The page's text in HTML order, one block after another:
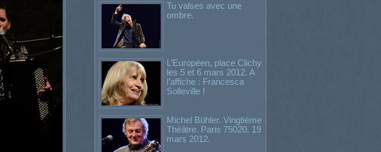
Tu valses avec une
ombre.
L’Européen, place Clichy
les 5 et 6 mars 2012. A
l’affiche : Francesca
Solleville !
Michel Bühler. Vingtième
Théâtre. Paris 75020. 19
mars 2012.